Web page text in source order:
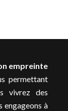
empreinte
permettant
vivrez des
engageons à